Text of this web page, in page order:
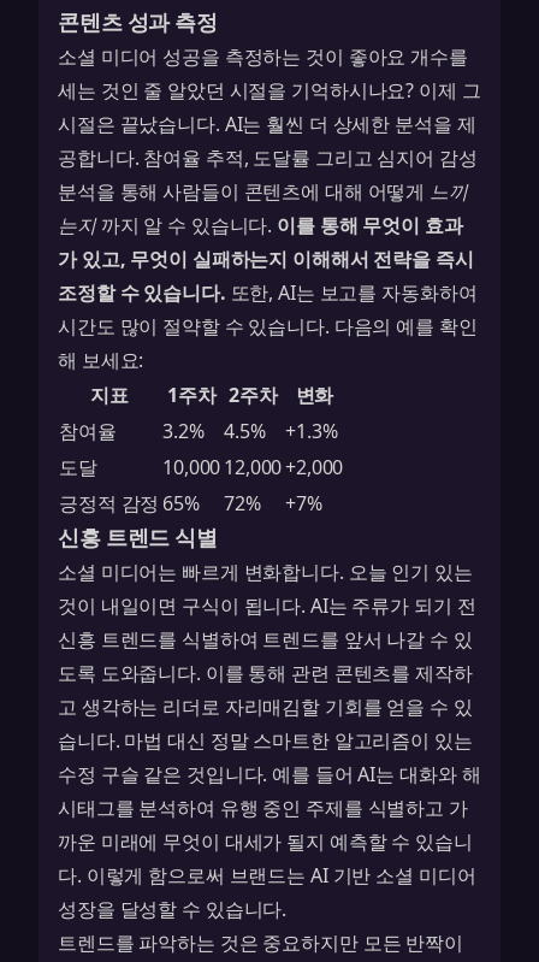
콘텐츠 성과 측정
소셜 미디어 성공을 측정하는 것이 좋아요 개수를
세는 것인 줄 알았던 시절을 기억하시나요? 이제 그
시절은 끝났습니다. AI는 훨씬 더 상세한 분석을 제
공합니다. 참여율 추적, 도달률 그리고 심지어 감성
분석을 통해 사람들이 콘텐츠에 대해 어떻게 느끼
는지까지 알 수 있습니다. 이를 통해 무엇이 효과
가 있고, 무엇이 실패하는지 이해해서 전략을 즉시
조정할 수 있습니다. 또한, AI는 보고를 자동화하여
시간도 많이 절약할 수 있습니다. 다음의 예를 확인
해 보세요:
지표
1주차 2주차
변화
참여율
3.2% 4.5%
+1.3%
도달
10,00012,000+2,000
긍정적 감정 65% 72% +7%
신흥 트렌드 식별
소셜 미디어는 빠르게 변화합니다. 오늘 인기 있는
것이 내일이면 구식이 됩니다. AI는 주류가 되기 전
신흥 트렌드를 식별하여 트렌드를 앞서 나갈 수 있
도록 도와줍니다. 이를 통해 관련 콘텐츠를 제작하
고 생각하는 리더로 자리매김할 기회를 얻을 수 있
습니다. 마법 대신 정말 스마트한 알고리즘이 있는
수정 구슬 같은 것입니다. 예를 들어 AI는 대화와 해
시태그를 분석하여 유행 중인 주제를 식별하고 가
까운 미래에 무엇이 대세가 될지 예측할 수 있습니
다. 이렇게 함으로써 브랜드는 AI 기반 소셜 미디어
성장을 달성할 수 있습니다.
트렌드를 파악하는 것은 중요하지만 모든 반짝이